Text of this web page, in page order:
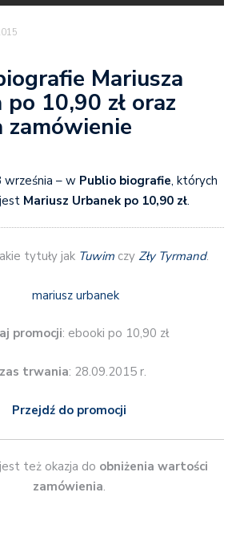
Mariusza
10,90 zł oraz
zamówienie
września – w Publio biografie, których
Mariusz Urbanek po 10,90 zł.
tytuły jak Tuwim czy Zły Tyrmand.
promocji: ebooki po 10,90 zł
trwania: 28.09.2015 r.
Przejdź do promocji
też okazja do obniżenia wartości
zamówienia.